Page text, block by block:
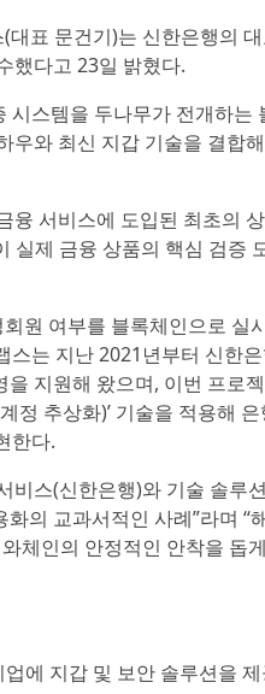
표 문건기)는 신한은행의
했다고 23일 밝혔다.
스템을 두나무가 전개하는
우와 최신 지갑 기술을 결합
융 서비스에 도입된 최초의
실제 금융 상품의 핵심 검증
원 여부를 블록체인으로 실
는 지난 2021년부터 신한
지원해 왔으며, 이번 프로
정 추상화)’ 기술을 적용해
한다.
비스(신한은행)와 기술 솔루
의 교과서적인 사례”라며 “
체인의 안정적인 안착을 돕
에 지갑 및 보안 솔루션을